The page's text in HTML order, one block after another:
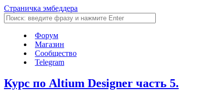
Страничка эмбеддера
Форум
Магазин
Сообщество
Telegram
Курс по Altium Designer часть 5.